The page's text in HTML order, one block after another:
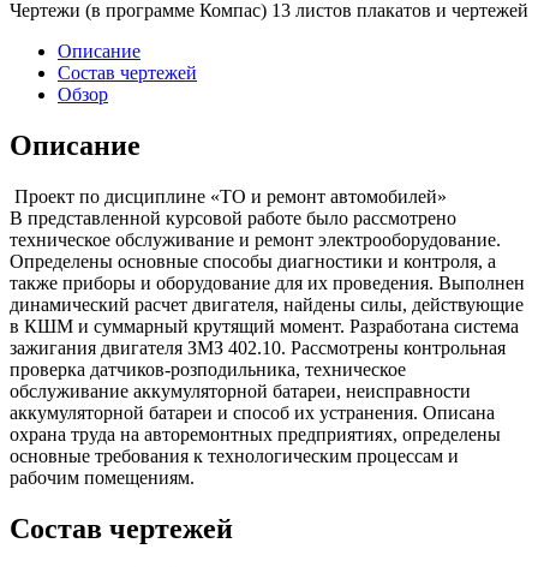
Чертежи (в программе Компас) 13 листов плакатов и чертежей
Описание
Состав чертежей
Обзор
Описание
Проект по дисциплине «ТО и ремонт автомобилей»
В представленной курсовой работе было рассмотрено
техническое обслуживание и ремонт электрооборудование.
Определены основные способы диагностики и контроля, а
также приборы и оборудование для их проведения. Выполнен
динамический расчет двигателя, найдены силы, действующие
в КШМ и суммарный крутящий момент. Разработана система
зажигания двигателя ЗМЗ 402.10. Рассмотрены контрольная
проверка датчиков-розподильника, техническое
обслуживание аккумуляторной батареи, неисправности
аккумуляторной батареи и способ их устранения. Описана
охрана труда на авторемонтных предприятиях, определены
основные требования к технологическим процессам и
рабочим помещениям.
Состав чертежей